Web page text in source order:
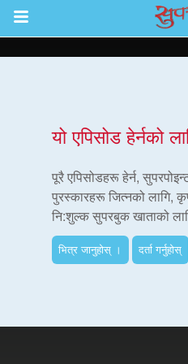
सुपरबुक बाइबल एप
यो एपिसोड हेर्नको
पूरै एपिसोडहरू हेर्न,
पुरस्कारहरू जित्नको लागि,
नि:शुल्क सुपरबुक खाताको
भित्र जानुहोस् । दर्ता गर्नुहोस्